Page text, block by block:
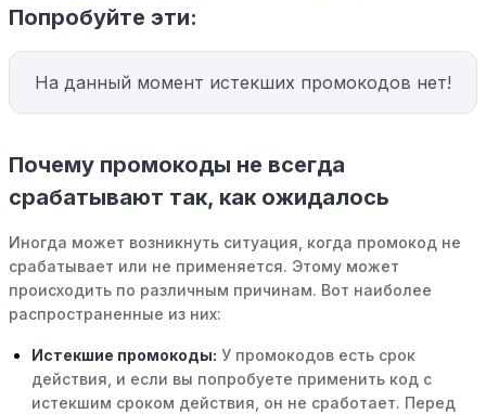
Попробуйте эти:
На данный момент истекших промокодов нет!
Почему промокоды не всегда
срабатывают так, как ожидалось
Иногда может возникнуть ситуация, когда промокод не
срабатывает или не применяется. Этому может
происходить по различным причинам. Вот наиболее
распространенные из них:
Истекшие промокоды: У промокодов есть срок
действия, и если вы попробуете применить код с
истекшим сроком действия, он не сработает. Перед